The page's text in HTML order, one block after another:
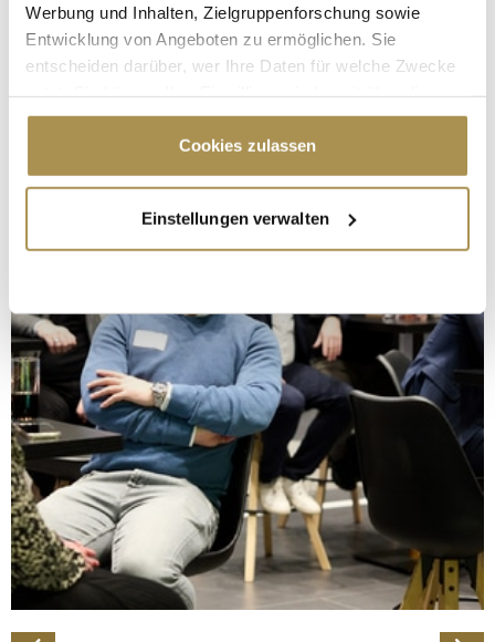
Werbung und Inhalten, Zielgruppenforschung sowie
Entwicklung von Angeboten zu ermöglichen. Sie
entscheiden darüber, wer Ihre Daten für welche Zwecke
Cookie-Erklärung oder durch Klicken auf das Privacy
Trigger Symbol ändern oder widerrufen
Informationen über Ihre geografische Lage
erfassen, welche bis auf einige Meter genau sein
bestimmten Merkmalen (Fingerprinting) identifizieren
Erfahren Sie mehr darüber, wie Ihre persönlichen Daten
verarbeitet werden, und legen Sie Ihre Präferenzen im
Abschnitt Einzelheitenfest.
Wir verwenden Cookies, um Inhalte und Anzeigen zu
personalisieren, Funktionen für soziale Medien anbieten
zu können und die Zugriffe auf unsere Website zu
analysieren. Außerdem geben wir Informationen zu Ihrer
Verwendung unserer Website an unsere Partner für
soziale Medien, Werbung und Analysen weiter. Unsere
Partner führen diese Informationen möglicherweise mit
Cookies zulassen
Einstellungen verwalten